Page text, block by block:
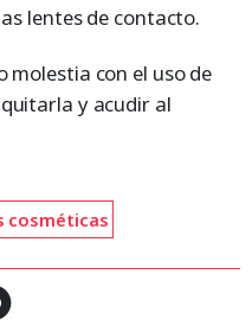
lentes de contacto.
molestia con el uso de
y acudir al
cosméticas